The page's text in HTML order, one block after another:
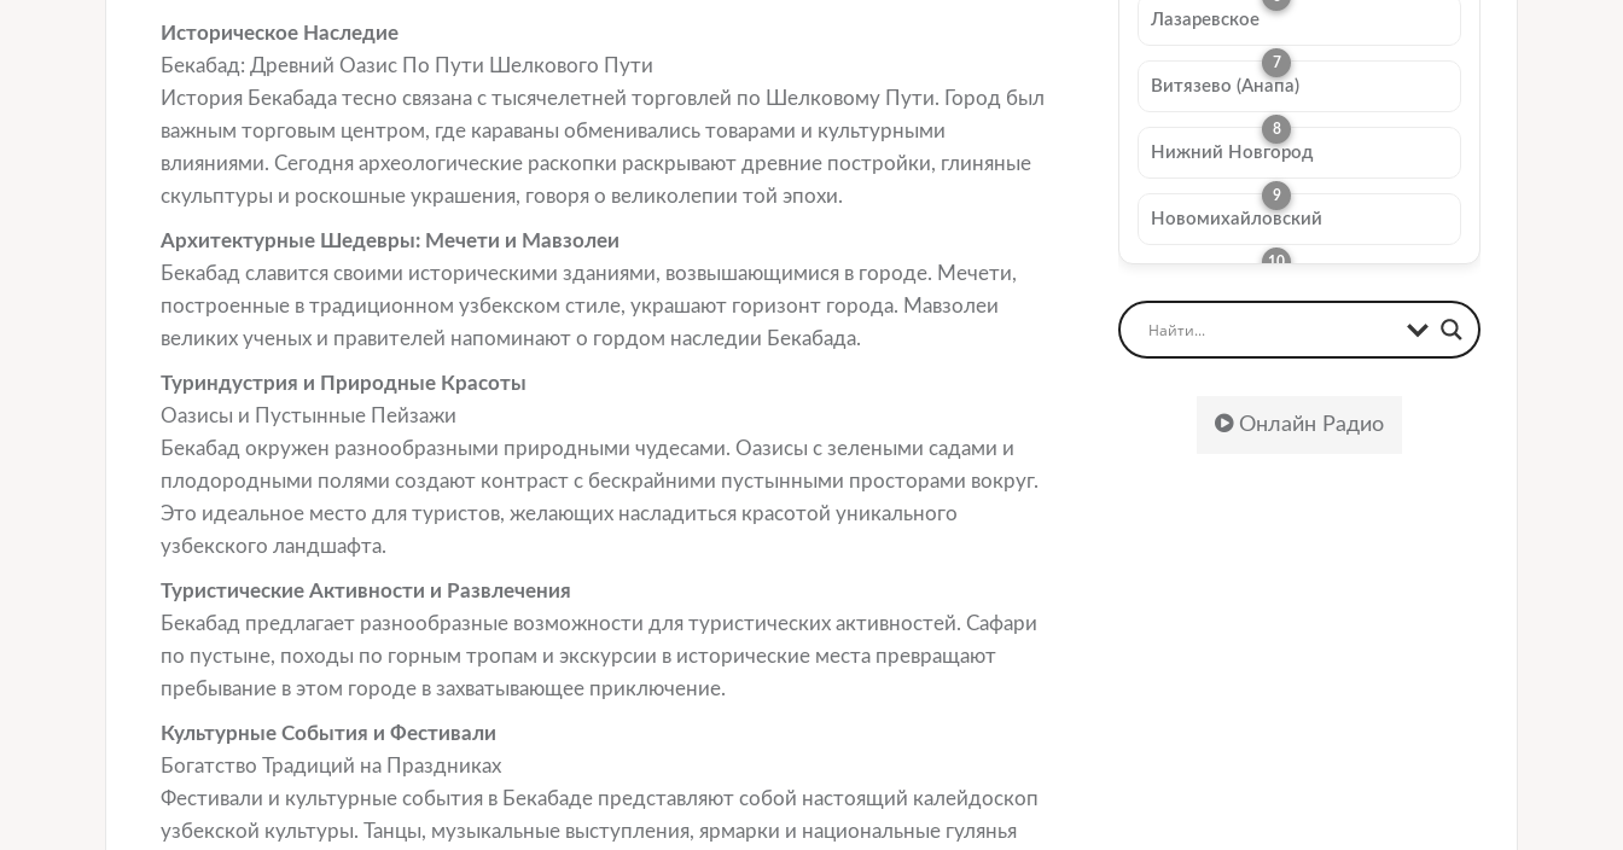
Историческое Наследие
Бекабад: Древний Оазис По Пути Шелкового Пути
История Бекабада тесно связана с тысячелетней торговлей по Шелковому Пути. Город был
важным торговым центром, где караваны обменивались товарами и культурными
влияниями. Сегодня археологические раскопки раскрывают древние постройки, глиняные
скульптуры и роскошные украшения, говоря о великолепии той эпохи.
Архитектурные Шедевры: Мечети и Мавзолеи
Бекабад славится своими историческими зданиями, возвышающимися в городе. Мечети,
построенные в традиционном узбекском стиле, украшают горизонт города. Мавзолеи
великих ученых и правителей напоминают о гордом наследии Бекабада.
Туриндустрия и Природные Красоты
Оазисы и Пустынные Пейзажи
Бекабад окружен разнообразными природными чудесами. Оазисы с зелеными садами и
плодородными полями создают контраст с бескрайними пустынными просторами вокруг.
Это идеальное место для туристов, желающих насладиться красотой уникального
узбекского ландшафта.
Туристические Активности и Развлечения
Бекабад предлагает разнообразные возможности для туристических активностей. Сафари
по пустыне, походы по горным тропам и экскурсии в исторические места превращают
пребывание в этом городе в захватывающее приключение.
Культурные События и Фестивали
Богатство Традиций на Праздниках
Фестивали и культурные события в Бекабаде представляют собой настоящий калейдоскоп
узбекской культуры. Танцы, музыкальные выступления, ярмарки и национальные гулянья
Лазаревское
Витязево (Анапа)
Нижний Новгород
Новомихайловский
Онлайн Радио